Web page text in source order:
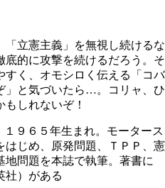
立憲主義」を無視し続けるな
底的に攻撃を続けるだろう。そ
すく、オモシロく伝える「コバ
」と気づいたら…。コリャ、ひ
しれないぞ！
１９６５年生まれ。モータース
はじめ、原発問題、ＴＰＰ、憲
問題を本誌で執筆。著書に
社）がある